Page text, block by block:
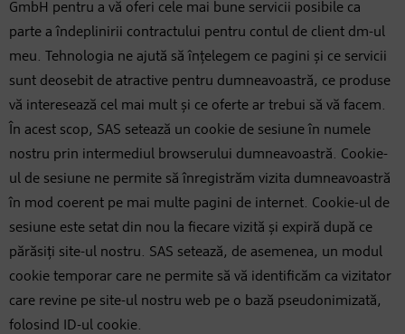
GmbH pentru a vă oferi cele mai bune servicii posibile ca
parte a îndeplinirii contractului pentru contul de client dm-ul
meu. Tehnologia ne ajută să înțelegem ce pagini și ce servicii
sunt deosebit de atractive pentru dumneavoastră, ce produse
vă interesează cel mai mult și ce oferte ar trebui să vă facem.
În acest scop, SAS setează un cookie de sesiune în numele
nostru prin intermediul browserului dumneavoastră. Cookie-
ul de sesiune ne permite să înregistrăm vizita dumneavoastră
în mod coerent pe mai multe pagini de internet. Cookie-ul de
sesiune este setat din nou la fiecare vizită și expiră după ce
părăsiți site-ul nostru. SAS setează, de asemenea, un modul
cookie temporar care ne permite să vă identificăm ca vizitator
care revine pe site-ul nostru web pe o bază pseudonimizată,
folosind ID-ul cookie.